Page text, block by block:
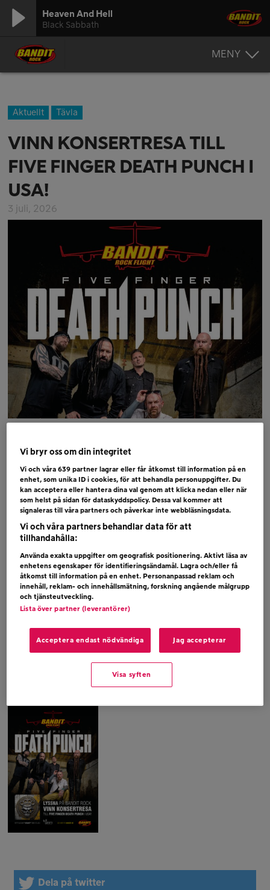
Heaven And Hell
Black Sabbath
MENY
Aktuellt Tävla
VINN KONSERTRESA TILL
FIVE FINGER DEATH PUNCH I
USA!
3 juli, 2026
Bandit Rock fr.o.m. den 3 augusti och ring in på
90290, så har du möjlighet att vinna en
konsertresa för dig och en polare och se Five
Finger Death Punch live i Florida i höst!
Den slutgiltliga vinnaren bland de tävlande
dras fredag den 7 augusti.
Biljetter till bandets spelning på Avicii Arena
den 20 februari ligger i potten som tröstpriser.
Vinsten avser flygresa från Arlanda, hotell och
konsertbiljetter för 2 personer.
Vinnaren samt sällskap ansvarar själva för
ESTA-ansökan (visum till USA).
Dela på twitter
Vi bryr oss om din integritet
Vi och våra639 partner lagrar eller får åtkomst till information på en
enhet, som unika ID i cookies, för att behandla personuppgifter. Du
kan acceptera eller hantera dina val genom att klicka nedan eller när
som helst på sidan för dataskyddspolicy. Dessa val kommer att
signaleras till våra partners och påverkar inte webbläsningsdata.
Vi och våra partners behandlar data för att
tillhandahålla:
Använda exakta uppgifter om geografisk positionering. Aktivt läsa av
enhetens egenskaper för identifieringsändamål. Lagra och/eller få
åtkomst till information på en enhet. Personanpassad reklam och
innehåll, reklam- och innehållsmätning, forskning angående målgrupp
och tjänsteutveckling.
Lista över partner (leverantörer)
Acceptera endast nödvändiga Jag accepterar
Visa syften